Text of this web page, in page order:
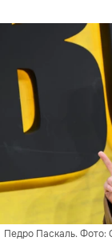
Педро Паскаль. Фото: